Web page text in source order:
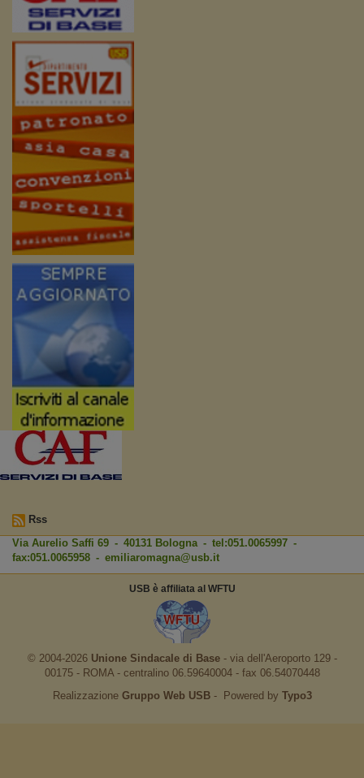
Rss
Via Aurelio Saffi 69 - 40131 Bologna - tel:051.0065997 -
fax:051.0065958 - emiliaromagna@usb.it
USB è affiliata al WFTU
© 2004-2026 Unione Sindacale di Base‐ via dell'Aeroporto 129 -
00175 - ROMA - centralino 06.59640004 - fax 06.54070448
Realizzazione Gruppo Web USB‐ Powered by Typo3